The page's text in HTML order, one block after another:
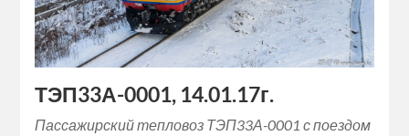
ТЭП33А-0001, 14.01.17г.
Пассажирский тепловоз ТЭП33А-0001 с поездом